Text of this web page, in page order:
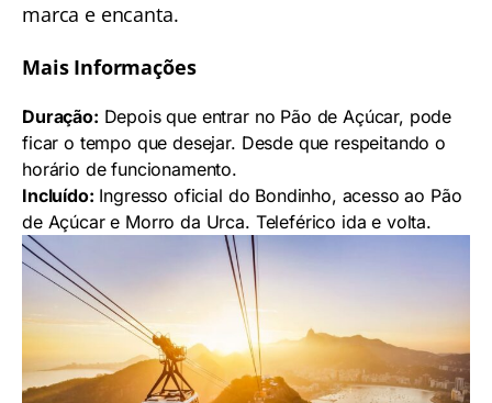
marca e encanta.
Mais Informações
Duração: Depois que entrar no Pão de Açúcar, pode
ficar o tempo que desejar. Desde que respeitando o
horário de funcionamento.
Incluído: Ingresso oficial do Bondinho, acesso ao Pão
de Açúcar e Morro da Urca. Teleférico ida e volta.